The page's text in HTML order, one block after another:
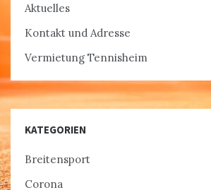
Aktuelles
Kontakt und Adresse
Vermietung Tennisheim
KATEGORIEN
Breitensport
Corona